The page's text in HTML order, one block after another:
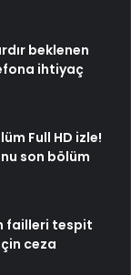
beklenen
ihtiyaç
Full HD izle!
son bölüm
failleri tespit
ceza